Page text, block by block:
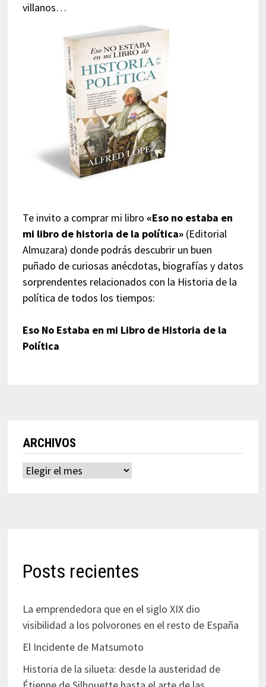
villanos…
Te invito a comprar mi libro «Eso no estaba en
mi libro de historia de la política»(Editorial
Almuzara) donde podrás descubrir un buen
puñado de curiosas anécdotas, biografías y datos
sorprendentes relacionados con la Historia de la
política de todos los tiempos:
Eso No Estaba en mi Libro de Historia de la
Política
ARCHIVOS
Archivos
Posts recientes
La emprendedora que en el siglo XIX dio
visibilidad a los polvorones en el resto de España
El Incidente de Matsumoto
Historia de la silueta: desde la austeridad de